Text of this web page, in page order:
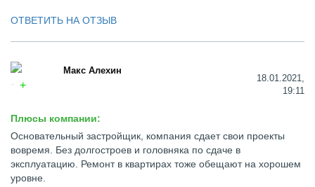
ОТВЕТИТЬ НА ОТЗЫВ
Макс Алехин
18.01.2021,
19:11
Плюсы компании:
Основательный застройщик, компания сдает свои проекты
вовремя. Без долгостроев и головняка по сдаче в
эксплуатацию. Ремонт в квартирах тоже обещают на хорошем
уровне.